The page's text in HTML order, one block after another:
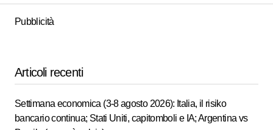
Pubblicità
Articoli recenti
Settimana economica (3-8 agosto 2026): Italia, il risiko
bancario continua; Stati Uniti, capitomboli e IA; Argentina vs